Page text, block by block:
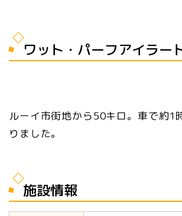
ワット・パーフアイラー
ルーイ市街地から50キロ。車で約1
りました。
施設情報